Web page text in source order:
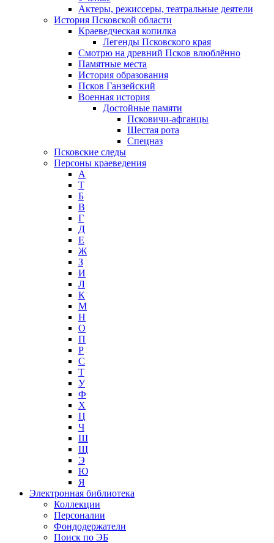
Актеры, режиссеры, театральные деятели
История Псковской области
Краеведческая копилка
Легенды Псковского края
Смотрю на древний Псков влюблённо
Памятные места
История образования
Псков Ганзейский
Военная история
Достойные памяти
Псковичи-афганцы
Шестая рота
Спецназ
Псковские следы
Персоны краеведения
А
T
Б
В
Г
Д
Е
Ж
З
И
Л
К
М
Н
О
П
Р
С
Т
У
Ф
Х
Ц
Ч
Ш
Щ
Э
Ю
Я
Электронная библиотека
Коллекции
Персоналии
Фондодержатели
Поиск по ЭБ